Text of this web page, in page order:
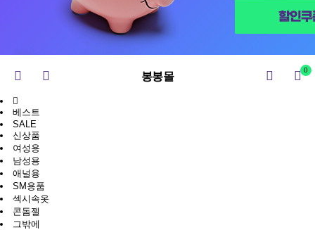
봉봉몰 0
베스트
SALE
신상품
여성용
남성용
애널용
SM용품
섹시속옷
콘돔젤
그밖에